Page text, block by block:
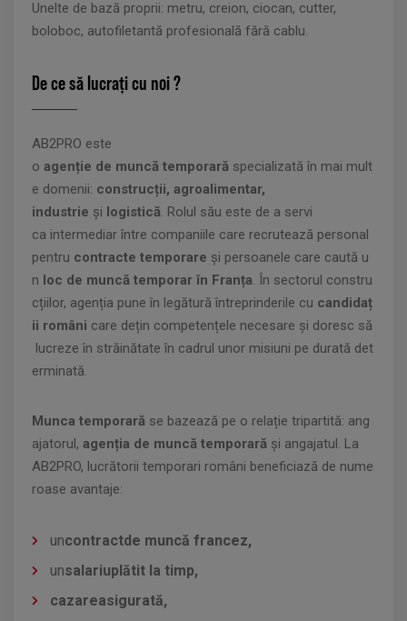
Unelte de bază proprii: metru, creion, ciocan, cutter,
boloboc, autofiletantă profesională fără cablu.
De ce să lucrați cu noi ?
AB2PRO este
o agenție de muncă temporară specializată în mai mult
e domenii: construcții, agroalimentar,
industrie și logistică. Rolul său este de a servi
ca intermediar între companiile care recrutează personal
pentru contracte temporare și persoanele care caută u
n loc de muncă temporar în Franța. În sectorul constru
cțiilor, agenția pune în legătură întreprinderile cu candidaț
ii români care dețin competențele necesare și doresc să
lucreze în străinătate în cadrul unor misiuni pe durată det
erminată.
Munca temporară se bazează pe o relație tripartită: ang
ajatorul, agenția de muncă temporară și angajatul. La
AB2PRO, lucrătorii temporari români beneficiază de nume
roase avantaje:
uncontractde muncă francez,
unsalariuplătit la timp,
cazareasigurată,